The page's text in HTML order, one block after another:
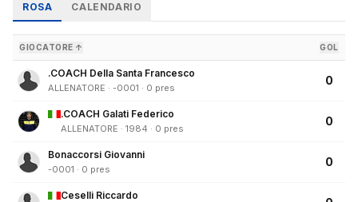
ROSA CALENDARIO
GIOCATORE ↑ GOL
.COACH Della Santa Francesco
ALLENATORE · -0001 · 0 pres
0
.COACH Galati Federico
ALLENATORE · 1984 · 0 pres
0
Bonaccorsi Giovanni
-0001 · 0 pres
0
Ceselli Riccardo